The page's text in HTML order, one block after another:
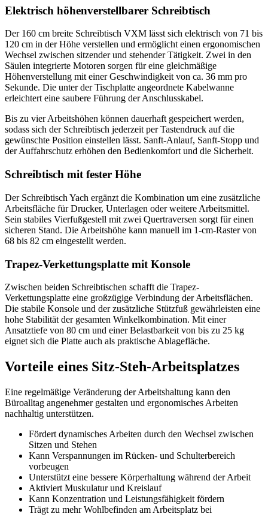
Elektrisch höhenverstellbarer Schreibtisch
Der 160 cm breite Schreibtisch VXM lässt sich elektrisch von 71 bis
120 cm in der Höhe verstellen und ermöglicht einen ergonomischen
Wechsel zwischen sitzender und stehender Tätigkeit. Zwei in den
Säulen integrierte Motoren sorgen für eine gleichmäßige
Höhenverstellung mit einer Geschwindigkeit von ca. 36 mm pro
Sekunde. Die unter der Tischplatte angeordnete Kabelwanne
erleichtert eine saubere Führung der Anschlusskabel.
Bis zu vier Arbeitshöhen können dauerhaft gespeichert werden,
sodass sich der Schreibtisch jederzeit per Tastendruck auf die
gewünschte Position einstellen lässt. Sanft-Anlauf, Sanft-Stopp und
der Auffahrschutz erhöhen den Bedienkomfort und die Sicherheit.
Schreibtisch mit fester Höhe
Der Schreibtisch Yach ergänzt die Kombination um eine zusätzliche
Arbeitsfläche für Drucker, Unterlagen oder weitere Arbeitsmittel.
Sein stabiles Vierfußgestell mit zwei Quertraversen sorgt für einen
sicheren Stand. Die Arbeitshöhe kann manuell im 1-cm-Raster von
68 bis 82 cm eingestellt werden.
Trapez-Verkettungsplatte mit Konsole
Zwischen beiden Schreibtischen schafft die Trapez-
Verkettungsplatte eine großzügige Verbindung der Arbeitsflächen.
Die stabile Konsole und der zusätzliche Stützfuß gewährleisten eine
hohe Stabilität der gesamten Winkelkombination. Mit einer
Ansatztiefe von 80 cm und einer Belastbarkeit von bis zu 25 kg
eignet sich die Platte auch als praktische Ablagefläche.
Vorteile eines Sitz-Steh-Arbeitsplatzes
Eine regelmäßige Veränderung der Arbeitshaltung kann den
Büroalltag angenehmer gestalten und ergonomisches Arbeiten
nachhaltig unterstützen.
Fördert dynamisches Arbeiten durch den Wechsel zwischen
Sitzen und Stehen
Kann Verspannungen im Rücken- und Schulterbereich
vorbeugen
Unterstützt eine bessere Körperhaltung während der Arbeit
Aktiviert Muskulatur und Kreislauf
Kann Konzentration und Leistungsfähigkeit fördern
Trägt zu mehr Wohlbefinden am Arbeitsplatz bei